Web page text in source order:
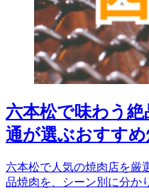
六本松で味わう
通が選ぶおすすめ
六本松で人気の焼肉店を厳
品焼肉を、シーン別に分か